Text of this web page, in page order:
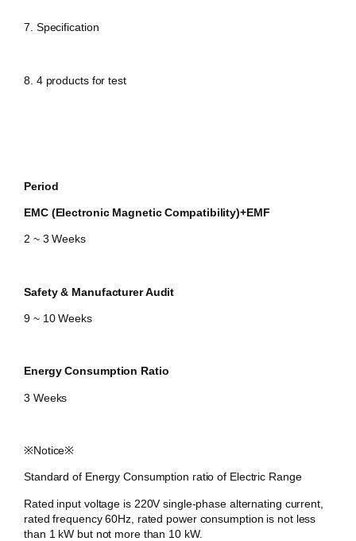
7. Specification
8. 4 products for test
Period
EMC (Electronic Magnetic Compatibility)+EMF
2 ~ 3 Weeks
Safety & Manufacturer Audit
9 ~ 10 Weeks
Energy Consumption Ratio
3 Weeks
​※Notice※
Standard of Energy Consumption ratio of Electric Range
Rated input voltage is 220V single-phase alternating current,
rated frequency 60Hz, rated power consumption is not less
than 1 kW but not more than 10 kW.